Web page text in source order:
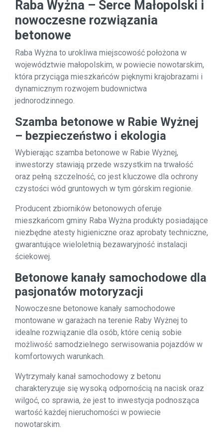
Raba Wyżna – Serce Małopolski i
nowoczesne rozwiązania
betonowe
Raba Wyżna to urokliwa miejscowość położona w
województwie małopolskim, w powiecie nowotarskim,
która przyciąga mieszkańców pięknymi krajobrazami i
dynamicznym rozwojem budownictwa
jednorodzinnego.
Szamba betonowe w Rabie Wyżnej
– bezpieczeństwo i ekologia
Wybierając szamba betonowe w Rabie Wyżnej,
inwestorzy stawiają przede wszystkim na trwałość
oraz pełną szczelność, co jest kluczowe dla ochrony
czystości wód gruntowych w tym górskim regionie.
Producent zbiorników betonowych oferuje
mieszkańcom gminy Raba Wyżna produkty posiadające
niezbędne atesty higieniczne oraz aprobaty techniczne,
gwarantujące wieloletnią bezawaryjność instalacji
ściekowej.
Betonowe kanały samochodowe dla
pasjonatów motoryzacji
Nowoczesne betonowe kanały samochodowe
montowane w garażach na terenie Raby Wyżnej to
idealne rozwiązanie dla osób, które cenią sobie
możliwość samodzielnego serwisowania pojazdów w
komfortowych warunkach.
Wytrzymały kanał samochodowy z betonu
charakteryzuje się wysoką odpornością na nacisk oraz
wilgoć, co sprawia, że jest to inwestycja podnosząca
wartość każdej nieruchomości w powiecie
nowotarskim.